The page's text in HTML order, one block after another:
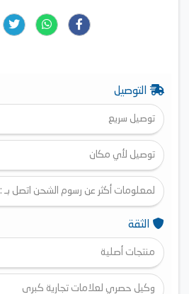
التوصيل
توصيل سريع
توصيل لأي مكان
لمعلومات أكثر عن رسوم الشحن اتصل بـ : 01116828111
الثقة
منتجات أصلية
وكيل حصري لعلامات تجارية كبرى